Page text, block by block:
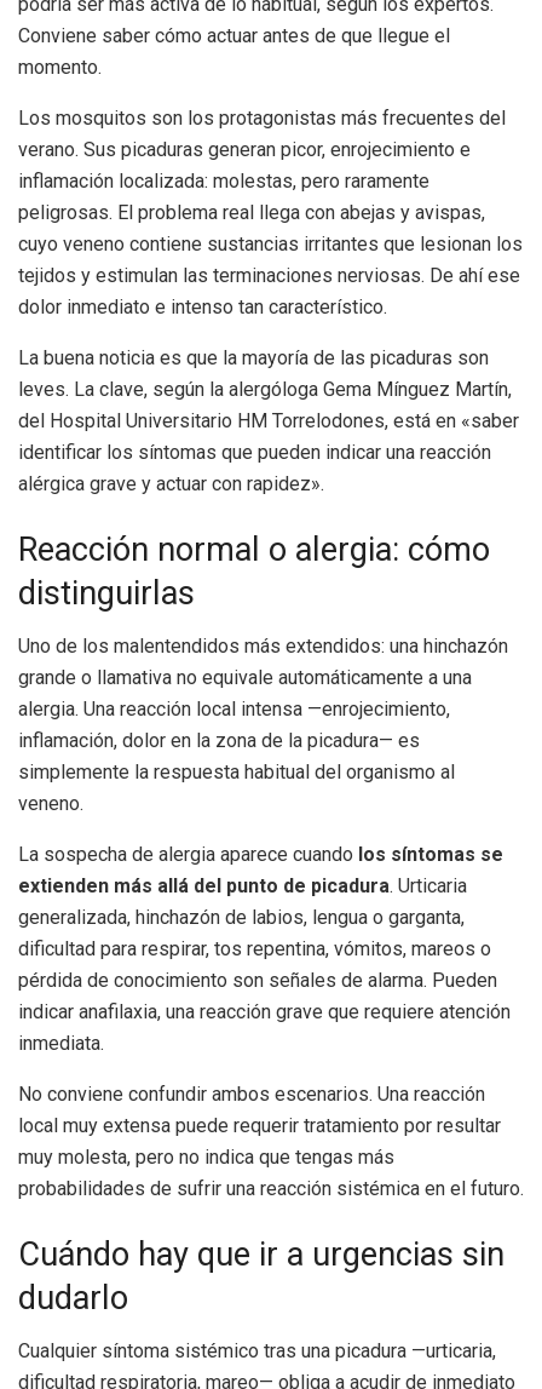
Conviene saber cómo actuar antes de que llegue el
momento.
Los mosquitos son los protagonistas más frecuentes del
verano. Sus picaduras generan picor, enrojecimiento e
inflamación localizada: molestas, pero raramente
peligrosas. El problema real llega con abejas y avispas,
cuyo veneno contiene sustancias irritantes que lesionan los
tejidos y estimulan las terminaciones nerviosas. De ahí ese
dolor inmediato e intenso tan característico.
La buena noticia es que la mayoría de las picaduras son
leves. La clave, según la alergóloga Gema Mínguez Martín,
del Hospital Universitario HM Torrelodones, está en «saber
identificar los síntomas que pueden indicar una reacción
alérgica grave y actuar con rapidez».
Reacción normal o alergia: cómo
distinguirlas
Uno de los malentendidos más extendidos: una hinchazón
grande o llamativa no equivale automáticamente a una
alergia. Una reacción local intensa —enrojecimiento,
inflamación, dolor en la zona de la picadura— es
simplemente la respuesta habitual del organismo al
veneno.
La sospecha de alergia aparece cuando los síntomas se
extienden más allá del punto de picadura. Urticaria
generalizada, hinchazón de labios, lengua o garganta,
dificultad para respirar, tos repentina, vómitos, mareos o
pérdida de conocimiento son señales de alarma. Pueden
indicar anafilaxia, una reacción grave que requiere atención
inmediata.
No conviene confundir ambos escenarios. Una reacción
local muy extensa puede requerir tratamiento por resultar
muy molesta, pero no indica que tengas más
probabilidades de sufrir una reacción sistémica en el futuro.
Cuándo hay que ir a urgencias sin
dudarlo
Cualquier síntoma sistémico tras una picadura —urticaria,
dificultad respiratoria, mareo— obliga a acudir de inmediato